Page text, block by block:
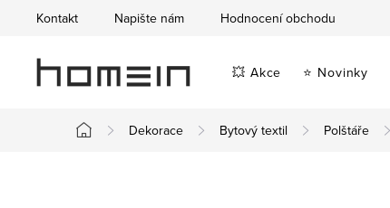
obsah
Kontakt Napište nám Hodnocení obchodu
💥 Akce ⭐ Novinky
Domů
Dekorace Bytový textil Polštáře